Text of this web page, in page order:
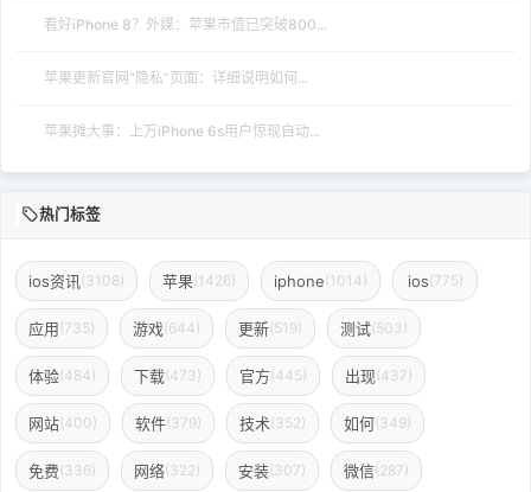
看好iPhone 8？外媒：苹果市值已突破800...
苹果更新官网“隐私”页面：详细说明如何...
苹果摊大事：上万iPhone 6s用户惊现自动...
热门标签
ios资讯 (3108) 苹果(1426) iphone(1014) ios(775)
应用(735) 游戏(644) 更新(519) 测试(503)
体验(484) 下载(473) 官方(445) 出现(437)
网站(400) 软件(379) 技术(352) 如何(349)
免费(336) 网络(322) 安装(307) 微信(287)